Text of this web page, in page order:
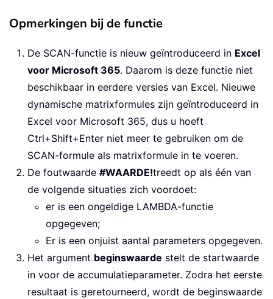
Opmerkingen bij de functie
De SCAN-functie is nieuw geïntroduceerd in Excel
voor Microsoft 365. Daarom is deze functie niet
beschikbaar in eerdere versies van Excel. Nieuwe
dynamische matrixformules zijn geïntroduceerd in
Excel voor Microsoft 365, dus u hoeft
Ctrl+Shift+Enter niet meer te gebruiken om de
SCAN-formule als matrixformule in te voeren.
De foutwaarde #WAARDE!treedt op als één van
de volgende situaties zich voordoet:
er is een ongeldige LAMBDA-functie
opgegeven;
Er is een onjuist aantal parameters opgegeven.
Het argument beginswaarde stelt de startwaarde
in voor de accumulatieparameter. Zodra het eerste
resultaat is geretourneerd, wordt de beginswaarde